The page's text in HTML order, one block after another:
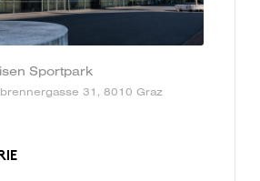
Sportpark
31, 8010 Graz